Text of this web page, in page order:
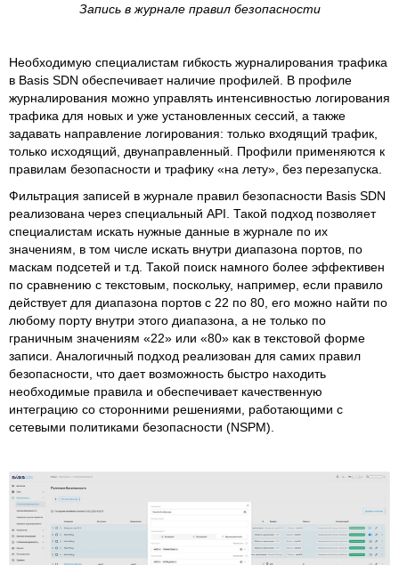
Запись в журнале правил безопасности
Необходимую специалистам гибкость журналирования трафика
в Basis SDN обеспечивает наличие профилей. В профиле
журналирования можно управлять интенсивностью логирования
трафика для новых и уже установленных сессий, а также
задавать направление логирования: только входящий трафик,
только исходящий, двунаправленный. Профили применяются к
правилам безопасности и трафику «на лету», без перезапуска.
Фильтрация записей в журнале правил безопасности Basis SDN
реализована через специальный API. Такой подход позволяет
специалистам искать нужные данные в журнале по их
значениям, в том числе искать внутри диапазона портов, по
маскам подсетей и т.д. Такой поиск намного более эффективен
по сравнению с текстовым, поскольку, например, если правило
действует для диапазона портов с 22 по 80, его можно найти по
любому порту внутри этого диапазона, а не только по
граничным значениям «22» или «80» как в текстовой форме
записи. Аналогичный подход реализован для самих правил
безопасности, что дает возможность быстро находить
необходимые правила и обеспечивает качественную
интеграцию со сторонними решениями, работающими с
сетевыми политиками безопасности (NSPM).